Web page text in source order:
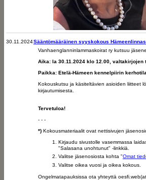
30.11.2024Sääntömääräinen syyskokous
Vanhaenglanninlammaskoirat ry kutsuu
Aika: la 30.11.2024 klo 12.00, valtakirjojen
Paikka: Etelä-Hämeen kennelpiirin
Kokouskutsu ja käsiteltävien asioiden liitteet
kirjautumisesta.
Tervetuloa!
- - -
*)Kokousmateriaalit ovat nettisivujen
Kirjaudu sivustolle vasemmassa
"Salasana unohtunut" -linkkiä.
Valitse jäsenosiosta kohta "Omat
Valitse oikea vuosi ja oikea kokous.
Ongelmatapauksissa ota yhteyttä